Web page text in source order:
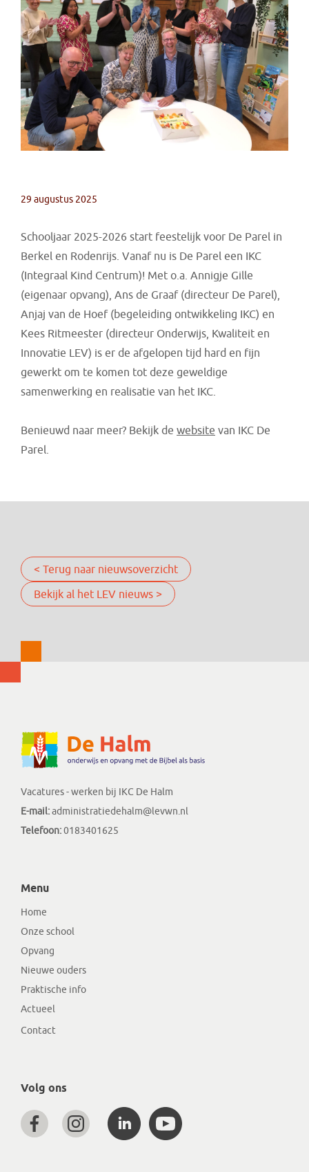
29 augustus 2025
Schooljaar 2025-2026 start feestelijk voor De Parel in
Berkel en Rodenrijs. Vanaf nu is De Parel een IKC
(Integraal Kind Centrum)! Met o.a. Annigje Gille
(eigenaar opvang), Ans de Graaf (directeur De Parel),
Anjaj van de Hoef (begeleiding ontwikkeling IKC) en
Kees Ritmeester (directeur Onderwijs, Kwaliteit en
Innovatie LEV) is er de afgelopen tijd hard en fijn
gewerkt om te komen tot deze geweldige
samenwerking en realisatie van het IKC.
Benieuwd naar meer? Bekijk de website van IKC De
Parel.
< Terug naar nieuwsoverzicht
Bekijk al het LEV nieuws >
Vacatures - werken bij IKC De Halm
E-mail:administratiedehalm@levwn.nl
Telefoon:0183401625
Menu
Home
Onze school
Opvang
Nieuwe ouders
Praktische info
Actueel
Contact
Volg ons